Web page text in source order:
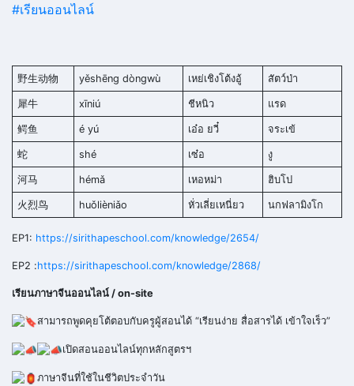
#เรียนออนไลน์
野生动物 yěshēng dòngwù เหย่เชิงโต้งอู้ สัตว์ป่า
犀牛 xīniú ชีหนิว แรด
鳄鱼 é yú เอ๋อ ยวี๋ จระเข้
蛇 shé เซ๋อ งู
河马 hémǎ เหอหม่า ฮิบโป
火烈鸟 huǒlièniǎo หั่วเลี่ยเหนี่ยว นกฟลามิงโก
EP1: https://sirithapeschool.com/knowledge/2654/
EP2 :https://sirithapeschool.com/knowledge/2868/
เรียนภาษาจีนออนไลน์ / on-site
สามารถพูดคุยโต้ตอบกับครูผู้สอนได้ “เรียนง่าย สื่อสารได้ เข้าใจเร็ว”
เปิดสอนออนไลน์ทุกหลักสูตรฯ
ภาษาจีนที่ใช้ในชีวิตประจำวัน